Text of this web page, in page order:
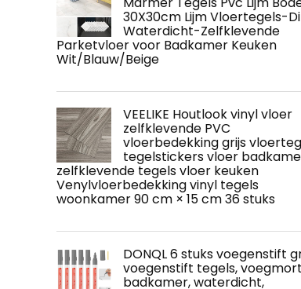
30X30cm Lijm Vloertegels-
Waterdicht-Zelfklevende
Parketvloer voor Badkamer Keuken
Wit/Blauw/Beige
VEELIKE Houtlook vinyl vloer
zelfklevende PVC
vloerbedekking grijs
tegelstickers vloer
zelfklevende tegels vloer keuken
Venylvloerbedekking vinyl tegels
woonkamer 90 cm × 15 cm 36 stuks
DONQL 6 stuks voegenstift
voegenstift tegels,
badkamer, waterdicht,